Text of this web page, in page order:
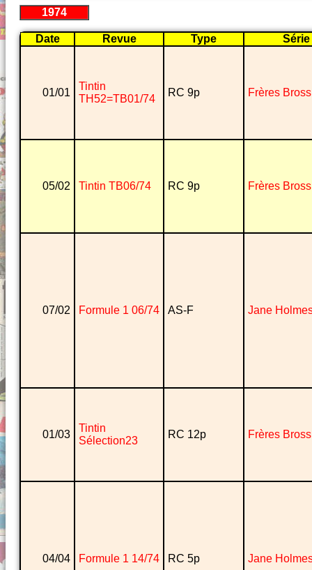
1974
Date Revue Type Série
01/01
Tintin
TH52=TB01/74
RC 9p Frères Bross
05/02 Tintin TB06/74 RC 9p Frères Bross
07/02 Formule 1 06/74 AS-F Jane
01/03
Tintin
Sélection23
RC 12p Frères Bross
04/04 Formule 1 14/74 RC 5p Jane